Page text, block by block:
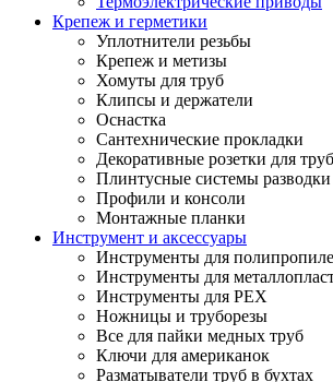
Крепеж и герметики
Уплотнители резьбы
Крепеж и метизы
Хомуты для труб
Клипсы и держатели
Оснастка
Сантехнические прокладки
Декоративные розетки для труб
Плинтусные системы разводки
Профили и консоли
Монтажные планки
Инструмент и аксессуары
Инструменты для
Инструменты для
Инструменты для PEX
Ножницы и труборезы
Все для пайки медных труб
Ключи для американок
Разматыватели труб в бухтах